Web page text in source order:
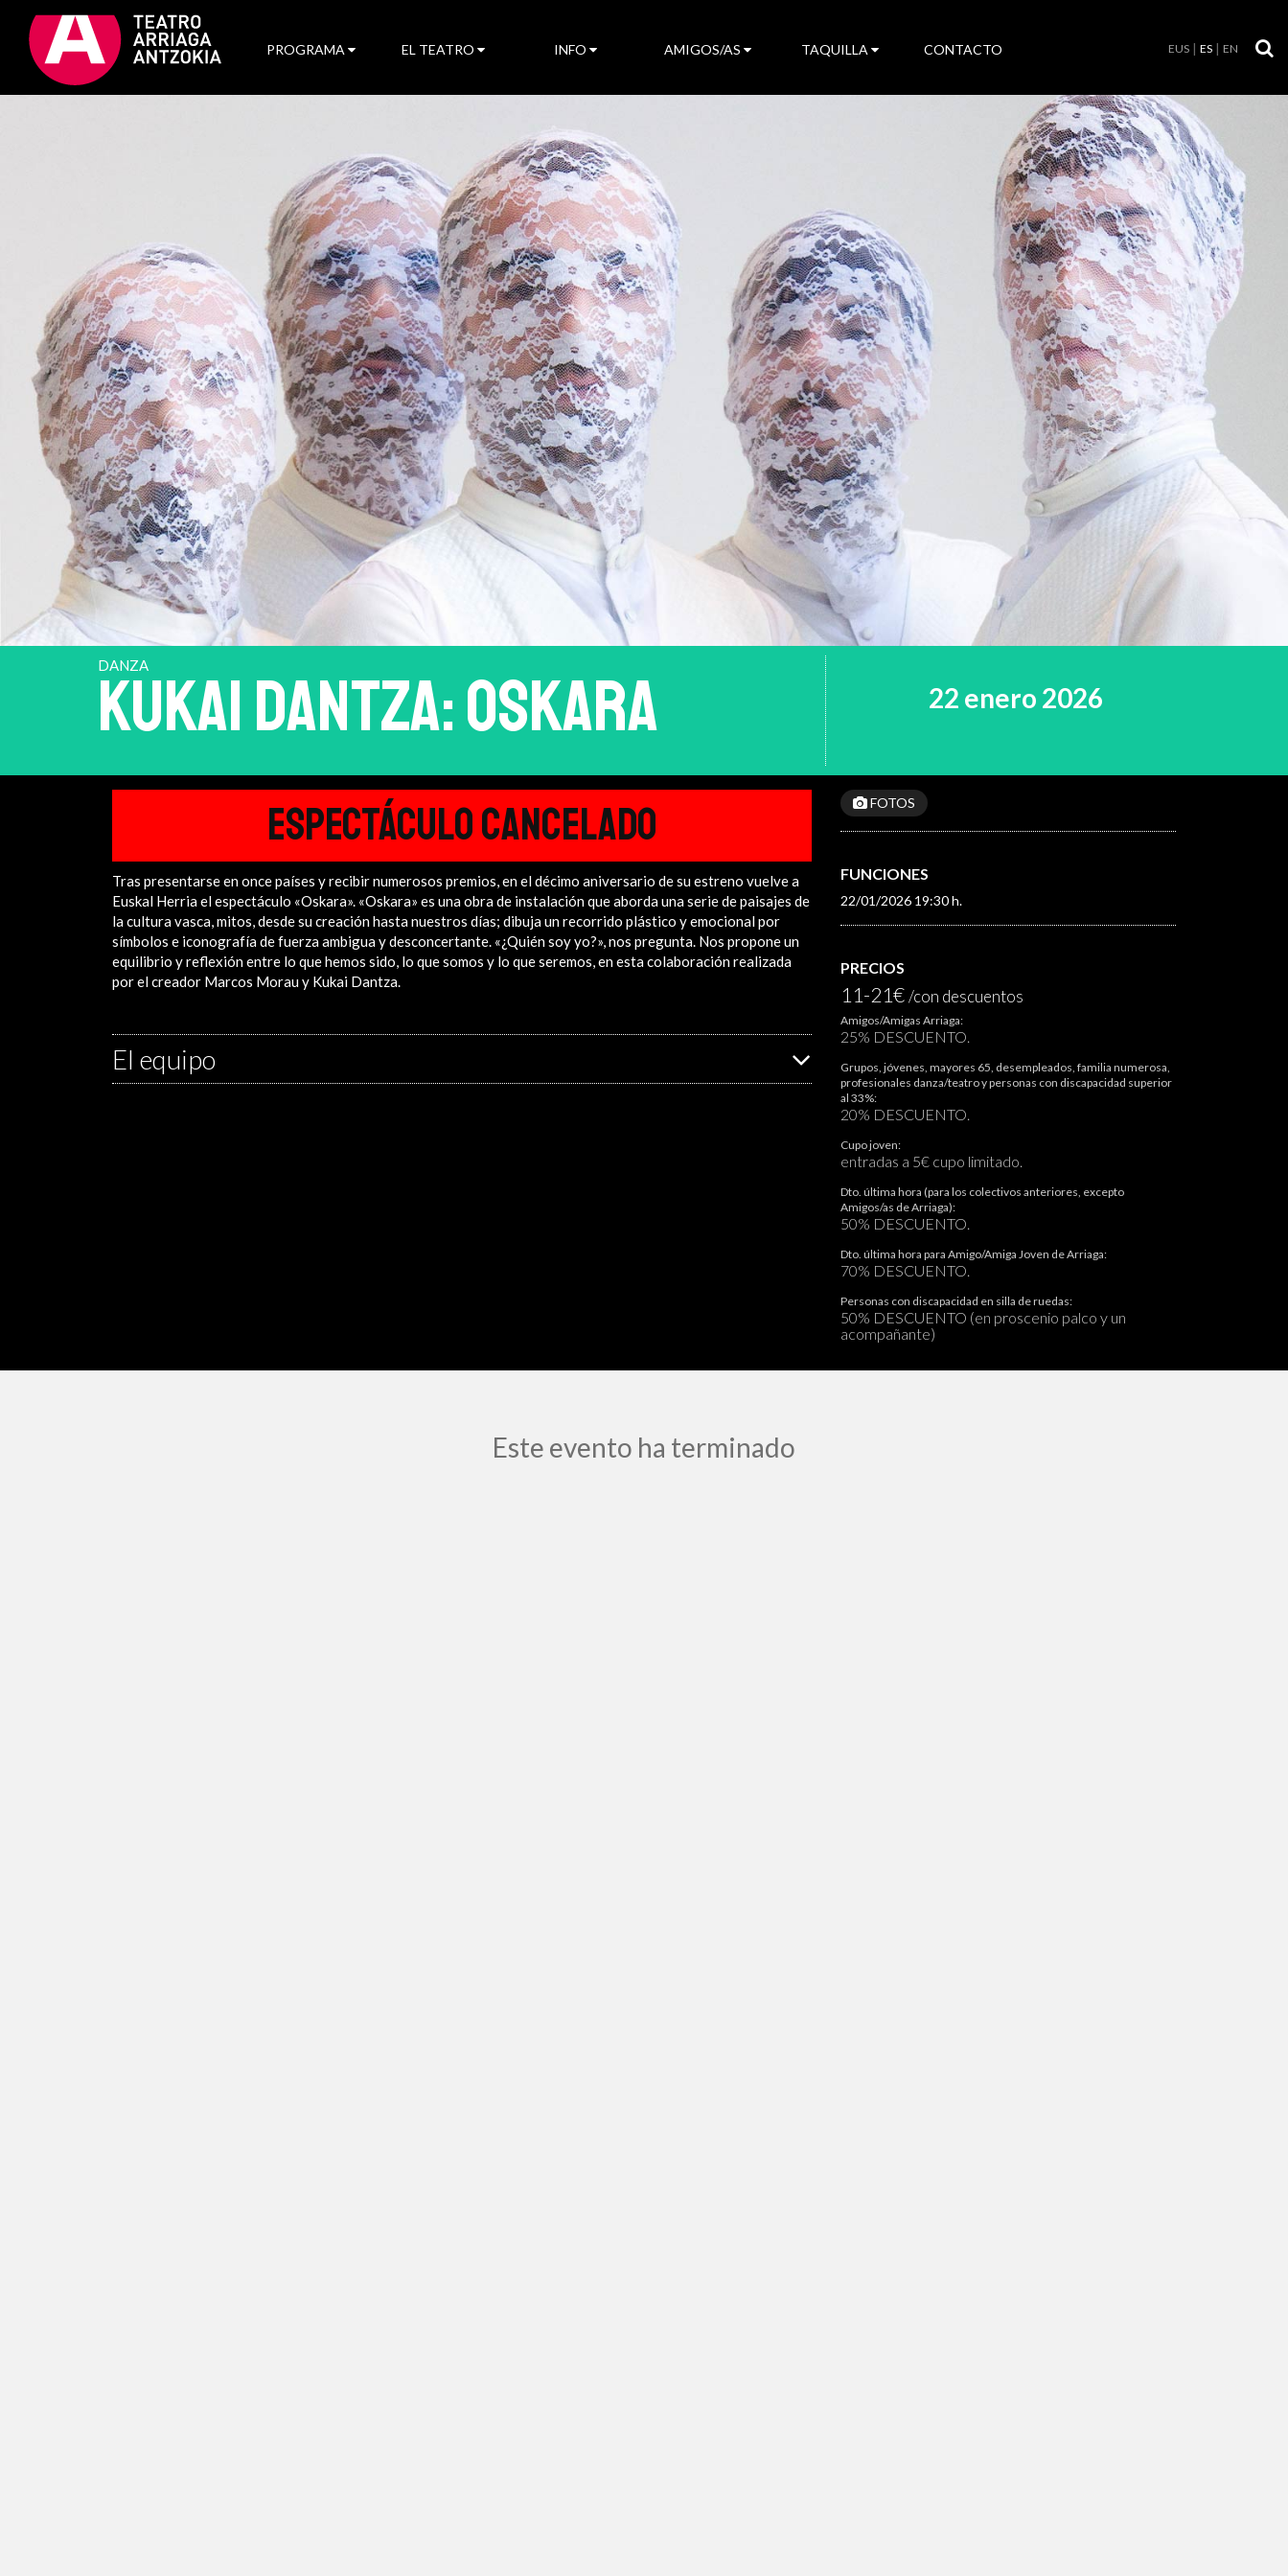
PROGRAMA EL TEATRO INFO AMIGOS/AS TAQUILLA CONTACTO EUS ES EN
DANZA
KUKAI DANTZA: OSKARA 22 enero 2026
ESPECTÁCULO CANCELADO
Tras presentarse en once países y recibir numerosos premios, en el décimo aniversario de su estreno vuelve a
Euskal Herria el espectáculo «Oskara». «Oskara» es una obra de instalación que aborda una serie de paisajes de
la cultura vasca, mitos, desde su creación hasta nuestros días; dibuja un recorrido plástico y emocional por
símbolos e iconografía de fuerza ambigua y desconcertante. «¿Quién soy yo?», nos pregunta. Nos propone un
equilibrio y reflexión entre lo que hemos sido, lo que somos y lo que seremos, en esta colaboración realizada
por el creador Marcos Morau y Kukai Dantza.
El equipo
FOTOS
FUNCIONES
22/01/2026 19:30 h.
PRECIOS
11-21€/con descuentos
Amigos/Amigas Arriaga:
25% DESCUENTO.
Grupos, jóvenes, mayores 65, desempleados, familia numerosa,
profesionales danza/teatro y personas con discapacidad superior
al 33%:
20% DESCUENTO.
Cupo joven:
entradas a 5€ cupo limitado.
Dto. última hora (para los colectivos anteriores, excepto
Amigos/as de Arriaga):
50% DESCUENTO.
Dto. última hora para Amigo/Amiga Joven de Arriaga:
70% DESCUENTO.
Personas con discapacidad en silla de ruedas:
50% DESCUENTO (en proscenio palco y un
acompañante)
Este evento ha terminado